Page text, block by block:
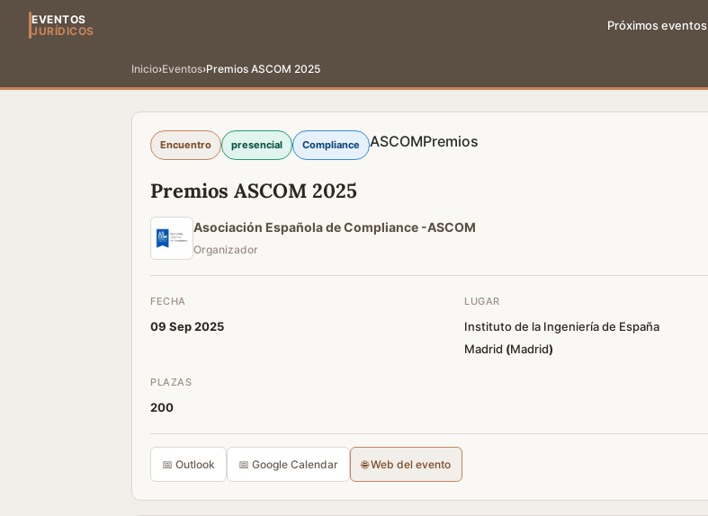
EVENTOS
JURÍDICOS
Próximos eventos
Inicio›Eventos›Premios ASCOM 2025
Encuentro presencial Compliance ASCOMPremios
Premios ASCOM 2025
Asociación Española de Compliance -ASCOM
Organizador
FECHA
09 Sep 2025
LUGAR
Instituto de la Ingeniería de España
Madrid (Madrid)
PLAZAS
200
📅 Outlook 📅 Google Calendar 🌐 Web del evento